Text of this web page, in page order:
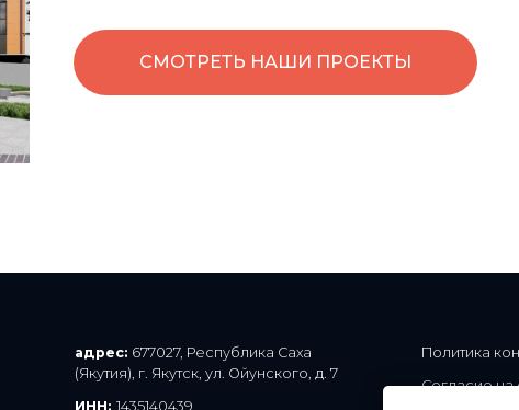
СМОТРЕТЬ НАШИ ПРОЕКТЫ
ОГРН:1031402064165